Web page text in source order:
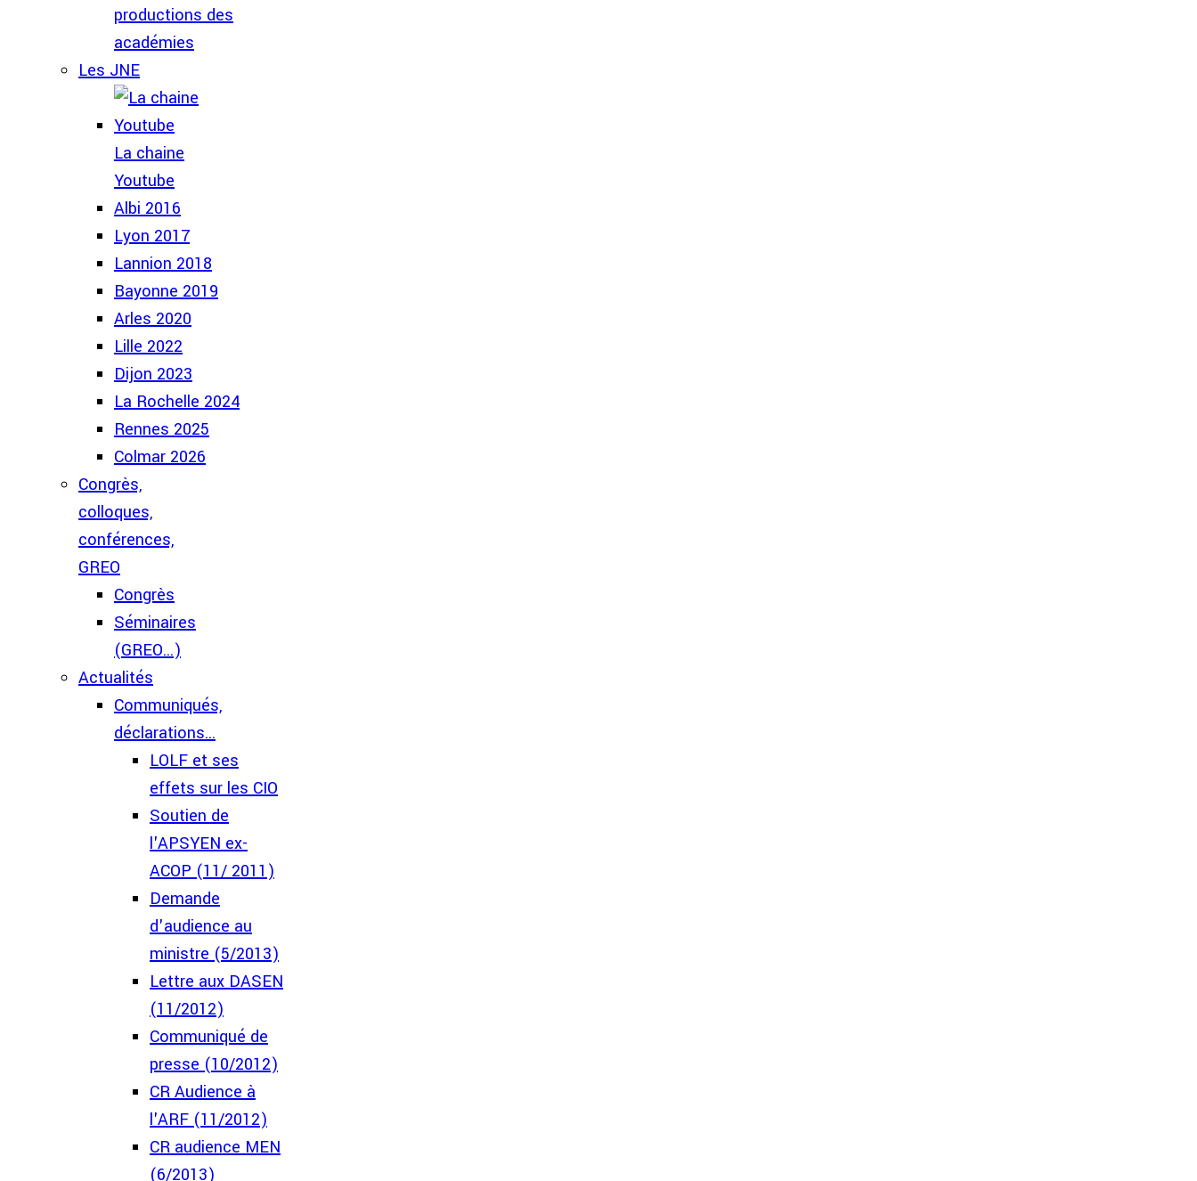
productions des
académies
Les JNE
La chaine
Youtube
Albi 2016
Lyon 2017
Lannion 2018
Bayonne 2019
Arles 2020
Lille 2022
Dijon 2023
La Rochelle 2024
Rennes 2025
Colmar 2026
Congrès,
colloques,
conférences,
GREO
Congrès
Séminaires
(GREO...)
Actualités
Communiqués,
déclarations...
LOLF et ses
effets sur les CIO
Soutien de
l'APSYEN ex-
ACOP (11/ 2011)
Demande
d'audience au
ministre (5/2013)
Lettre aux DASEN
(11/2012)
Communiqué de
presse (10/2012)
CR Audience à
l'ARF (11/2012)
CR audience MEN
(6/2013)